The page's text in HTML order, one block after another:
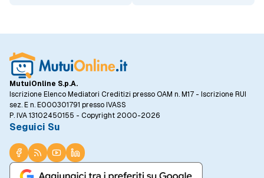
MutuiOnline S.p.A.
Iscrizione Elenco Mediatori Creditizi presso OAM n. M17 - Iscrizione RUI
sez. E n. E000301791 presso IVASS
P. IVA 13102450155 - Copyright 2000-2026
Seguici Su